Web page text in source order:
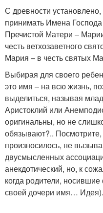
С древности
принимать Имена
Пречистой Матери –
честь ветхозаветного
Мария – в честь святых
Выбирая для своего
это имя – на всю жизнь,
выделиться, называя
Аристоклий или
оригинальны, но не
обязывают?..
произносилось, не
двусмысленных
анекдотический, но, к
когда родители,
своей дочери имя… Идея).